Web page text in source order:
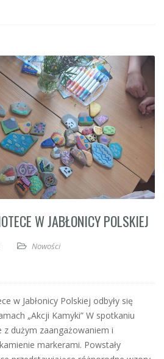
W JABŁONICY POLSKIEJ
Nowości
w Jabłonicy Polskiej odbyły się
„Akcji Kamyki” W spotkaniu
z dużym zaangażowaniem i
markerami. Powstały